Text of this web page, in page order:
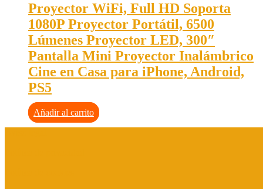
Proyector WiFi, Full HD Soporta
1080P Proyector Portátil, 6500
Lúmenes Proyector LED, 300″
Pantalla Mini Proyector Inalámbrico
Cine en Casa para iPhone, Android,
PS5
Añadir al carrito